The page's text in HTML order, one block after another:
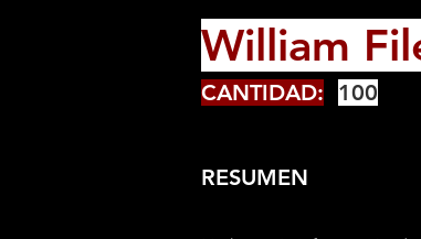
William
CANTIDAD: 100
RESUMEN